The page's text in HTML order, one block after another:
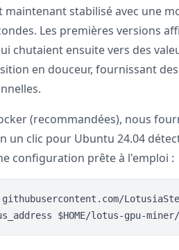
stabilisé avec une
Les premières versions
chutaient ensuite vers des
en douceur, fournissant
(recommandées), nous
un clic pour Ubuntu 24.04
configuration prête à l'emploi :